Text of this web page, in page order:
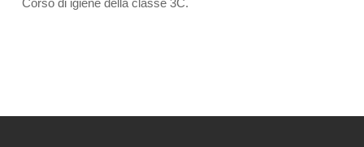
Corso di igiene della classe 3C.